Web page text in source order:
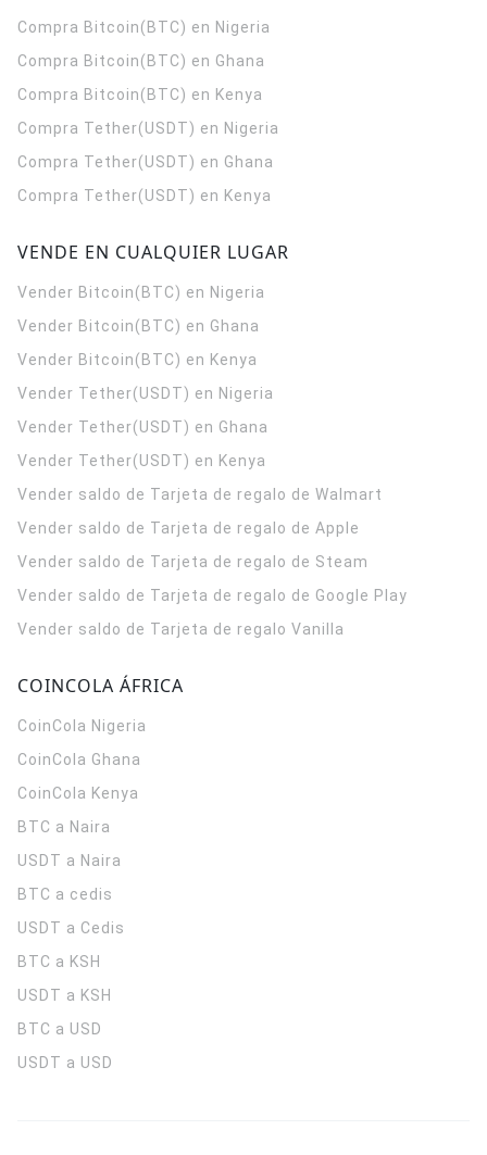
Compra Bitcoin(BTC) en Nigeria
Compra Bitcoin(BTC) en Ghana
Compra Bitcoin(BTC) en Kenya
Compra Tether(USDT) en Nigeria
Compra Tether(USDT) en Ghana
Compra Tether(USDT) en Kenya
VENDE EN CUALQUIER LUGAR
Vender Bitcoin(BTC) en Nigeria
Vender Bitcoin(BTC) en Ghana
Vender Bitcoin(BTC) en Kenya
Vender Tether(USDT) en Nigeria
Vender Tether(USDT) en Ghana
Vender Tether(USDT) en Kenya
Vender saldo de Tarjeta de regalo de Walmart
Vender saldo de Tarjeta de regalo de Apple
Vender saldo de Tarjeta de regalo de Steam
Vender saldo de Tarjeta de regalo de Google Play
Vender saldo de Tarjeta de regalo Vanilla
COINCOLA ÁFRICA
CoinCola Nigeria
CoinCola Ghana
CoinCola Kenya
BTC a Naira
USDT a Naira
BTC a cedis
USDT a Cedis
BTC a KSH
USDT a KSH
BTC a USD
USDT a USD